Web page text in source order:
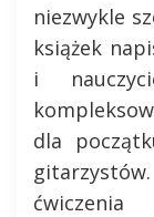
niezwykle
książek
i
dla
ćwiczenia